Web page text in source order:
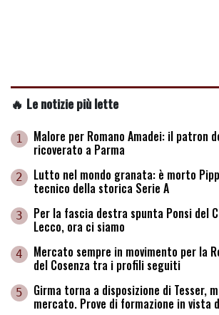
🔥 Le notizie più lette
1 Malore per Romano Amadei: il patron
ricoverato a Parma
2 Lutto nel mondo granata: è morto
tecnico della storica Serie A
3 Per la fascia destra spunta Ponsi del
Lecco, ora ci siamo
4 Mercato sempre in movimento per la
del Cosenza tra i profili seguiti
5 Girma torna a disposizione di Tesser,
mercato. Prove di formazione in vista